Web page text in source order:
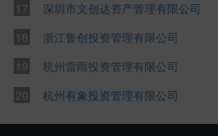
深圳市文创达资产管理有限公司
浙江鲁创投资管理有限公司
杭州雷雨投资管理有限公司
杭州有象投资管理有限公司